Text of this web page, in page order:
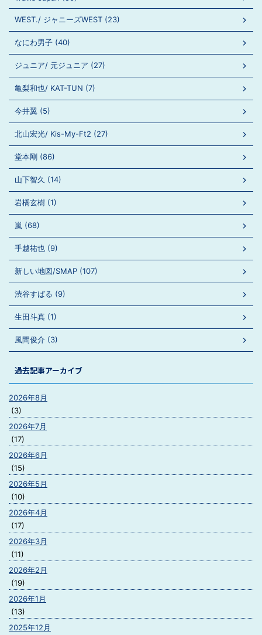
WEST./ ジャニーズWEST (23)
なにわ男子 (40)
ジュニア/ 元ジュニア (27)
亀梨和也/ KAT-TUN (7)
今井翼 (5)
北山宏光/ Kis-My-Ft2 (27)
堂本剛 (86)
山下智久 (14)
岩橋玄樹 (1)
嵐 (68)
手越祐也 (9)
新しい地図/SMAP (107)
渋谷すばる (9)
生田斗真 (1)
風間俊介 (3)
過去記事アーカイブ
2026年8月
(3)
2026年7月
(17)
2026年6月
(15)
2026年5月
(10)
2026年4月
(17)
2026年3月
(11)
2026年2月
(19)
2026年1月
(13)
2025年12月